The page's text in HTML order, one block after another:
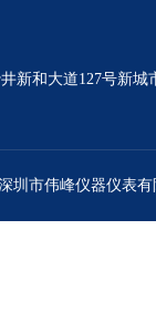
新和大道127号新城
圳市伟峰仪器仪表